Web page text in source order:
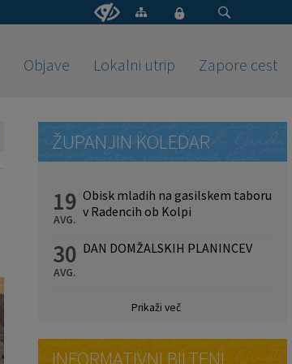
Objave Lokalni utrip Zapore cest
ŽUPANJIN KOLEDAR
19
AVG.
Obisk mladih na gasilskem taboru
v Radencih ob Kolpi
30
AVG.
DAN DOMŽALSKIH PLANINCEV
Prikaži več
INFORMATIVNI BILTENI